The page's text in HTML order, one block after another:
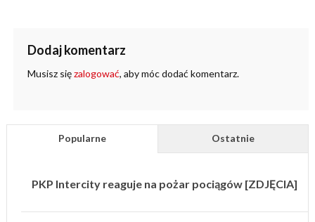
Dodaj komentarz
Musisz sięzalogować, aby móc dodać komentarz.
Popularne Ostatnie
PKP Intercity reaguje na pożar pociągów [ZDJĘCIA]